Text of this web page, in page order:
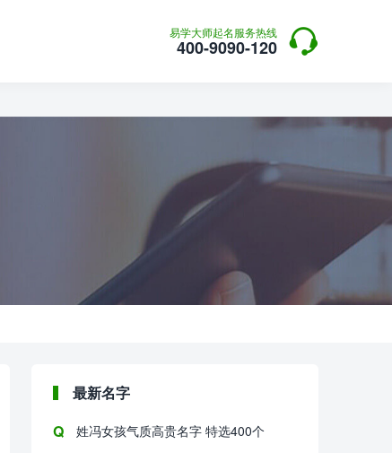
易学大师起名服务热线
400-9090-120 
最新名字
姓冯女孩气质高贵名字 特选400个